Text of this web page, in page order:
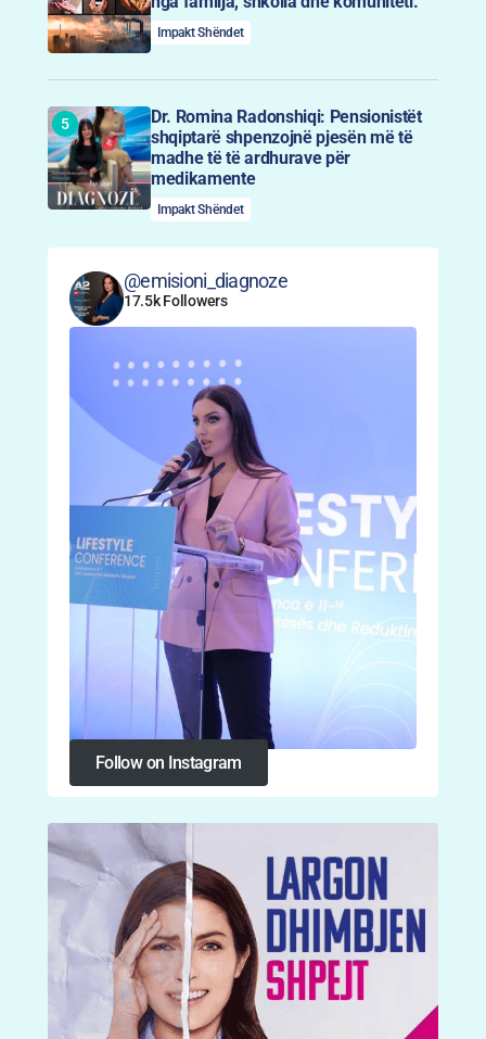
Impakt Shëndet
Dr. Romina Radonshiqi: Pensionistët
shqiptarë shpenzojnë pjesën më të
madhe të të ardhurave për
medikamente
Impakt Shëndet
@emisioni_diagnoze
17.5k Followers
Follow on Instagram
Follow on Instagram